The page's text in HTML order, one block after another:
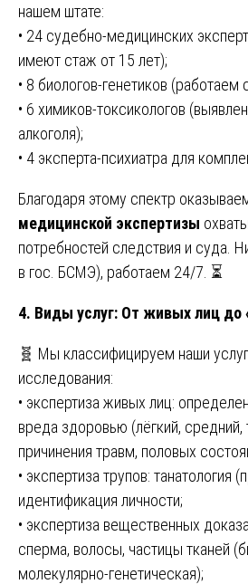
нашем штате:
• 24 судебно-медицинских
имеют стаж от 15 лет);
• 8 биологов-генетиков
• 6 химиков-токсикологов
алкоголя);
• 4 эксперта-психиатра для
Благодаря этому спектр
медицинской экспертизы
потребностей следствия и суда.
в гос. БСМЭ), работаем 24/7. ⏳
4. Виды услуг: От живых лиц до
🧬 Мы классифицируем наши
исследования:
• экспертиза живых лиц:
вреда здоровью (лёгкий, средний,
причинения травм, половых
• экспертиза трупов: танатология
идентификация личности;
• экспертиза вещественных
сперма, волосы, частицы тканей
молекулярно-генетическая);